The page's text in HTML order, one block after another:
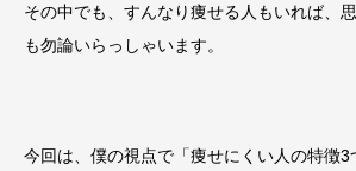
その中でも、すんなり痩せる人もいれば、
も勿論いらっしゃいます。
今回は、僕の視点で「痩せにくい人の特徴